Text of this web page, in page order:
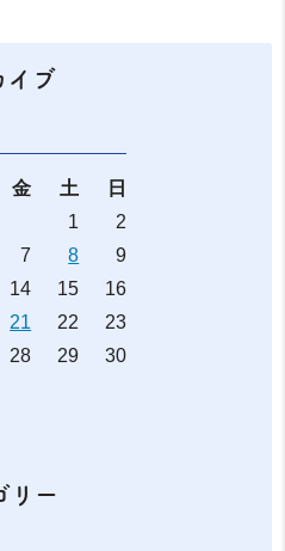
イブ
金 土
日
1
2
7 8
9
14 15
16
21 22
23
28 29
30
リー